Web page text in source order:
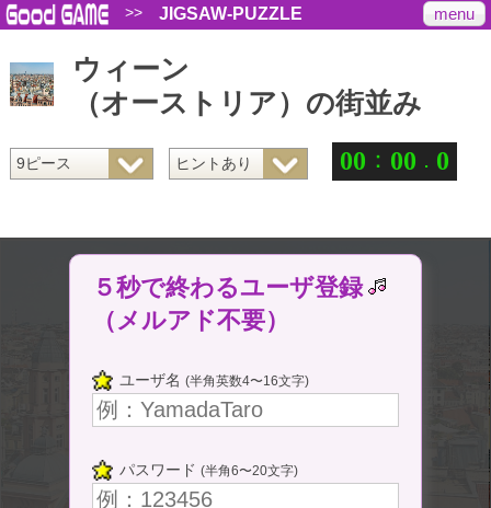
>> JIGSAW-PUZZLE menu
ウィーン
（オーストリア）の街並み
00 ： 00 . 0
５秒で終わるユーザ登録
（メルアド不要）
ユーザ名 (半角英数4〜16文字)
パスワード (半角6〜20文字)